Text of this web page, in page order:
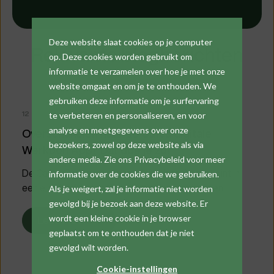
Deze website slaat cookies op je computer
op. Deze cookies worden gebruikt om
informatie te verzamelen over hoe je met onze
website omgaat en om je te onthouden. We
gebruiken deze informatie om je surfervaring
te verbeteren en personaliseren, en voor
analyse en meetgegevens over onze
bezoekers, zowel op deze website als via
andere media. Zie ons Privacybeleid voor meer
informatie over de cookies die we gebruiken.
Als je weigert, zal je informatie niet worden
gevolgd bij je bezoek aan deze website. Er
wordt een kleine cookie in je browser
geplaatst om te onthouden dat je niet
gevolgd wilt worden.
Cookie-instellingen
Relevante blogberichten
12 april 2024
Overschakelen naar de Cafca digitale
Werkbon App? Dat doe je zo!
De Cafca Software digitale Werkbon App begint in
een eindfase te komen met mooie schermen en...
Lees meer